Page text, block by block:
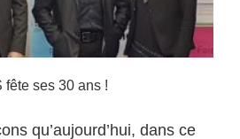
ses 30 ans !
qu’aujourd’hui, dans ce